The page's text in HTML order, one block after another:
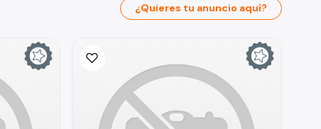
¿Quieres tu anuncio aquí?